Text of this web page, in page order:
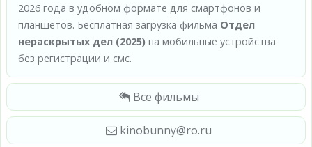
2026 года в удобном формате для смартфонов и
планшетов. Бесплатная загрузка фильма Отдел
нераскрытых дел (2025) на мобильные устройства
без регистрации и смс.
Все фильмы
kinobunny@ro.ru